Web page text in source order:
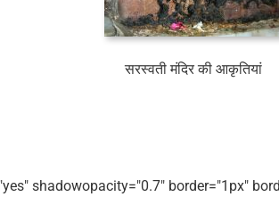
सरस्वती मंदिर की आकृतियां
shadowopacity="0.7" border="1px"